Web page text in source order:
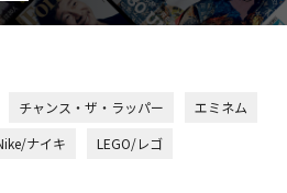
チャンス・ザ・ラッパー
エミネム
ナイキ LEGO/レゴ